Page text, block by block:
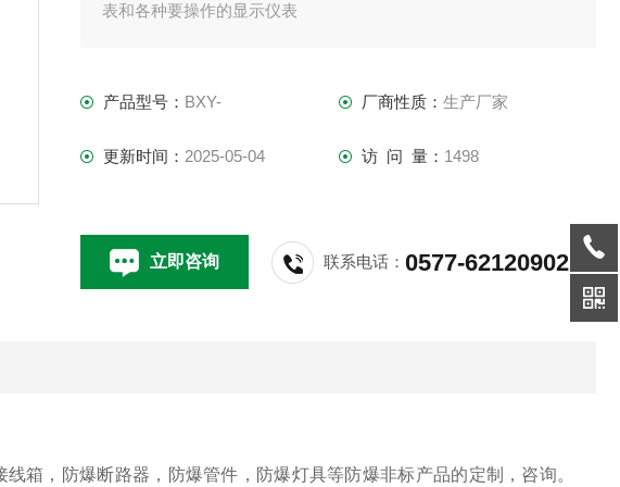
表和各种要操作的显示仪表
产品型号： BXY- 厂商性质： 生产厂家
更新时间： 2025-05-04 访 问 量： 1498
立即咨询 联系电话：0577-62120902
箱，防爆断路器，防爆管件，防爆灯具等防爆非标产品的定制，咨询。